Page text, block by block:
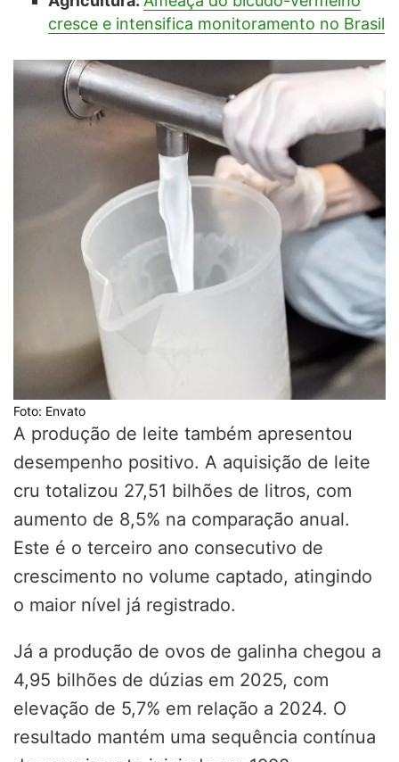
cresce e intensifica monitoramento no Brasil
Foto: Envato
A produção de leite também apresentou
desempenho positivo. A aquisição de leite
cru totalizou 27,51 bilhões de litros, com
aumento de 8,5% na comparação anual.
Este é o terceiro ano consecutivo de
crescimento no volume captado, atingindo
o maior nível já registrado.
Já a produção de ovos de galinha chegou a
4,95 bilhões de dúzias em 2025, com
elevação de 5,7% em relação a 2024. O
resultado mantém uma sequência contínua